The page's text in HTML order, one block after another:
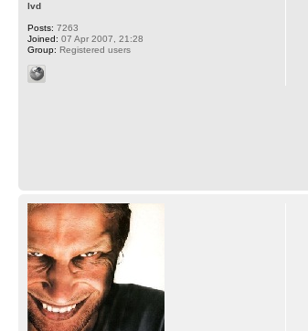
lvd
Posts: 7263
Joined: 07 Apr 2007, 21:28
Group: Registered users